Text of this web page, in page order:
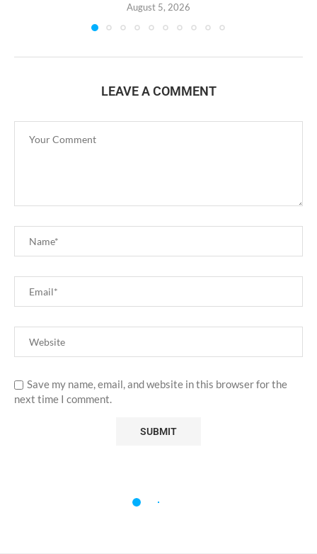
August 5, 2026
LEAVE A COMMENT
Save my name, email, and website in this browser for the
next time I comment.